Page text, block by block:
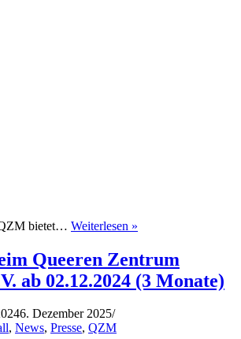
bietet… Weiterlesen »
Queeren
Zentrum
Mannheim
Queeren Zentrum
ab 02.12.2024 (3 Monate)
6. Dezember 2025
, News, Presse, QZM